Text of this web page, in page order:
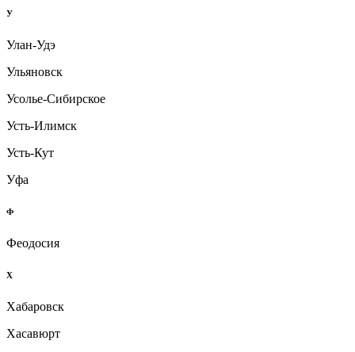
У
Улан-Удэ
Ульяновск
Усолье-Сибирское
Усть-Илимск
Усть-Кут
Уфа
Ф
Феодосия
Х
Хабаровск
Хасавюрт